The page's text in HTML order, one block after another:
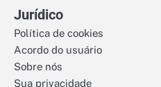
Jurídico
Política de cookies
Acordo do usuário
Sobre nós
Sua privacidade